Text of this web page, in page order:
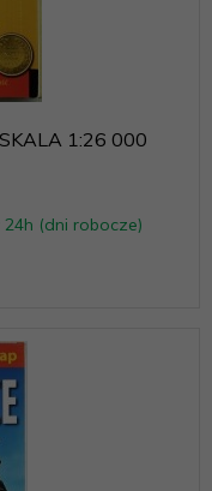
1:26 000
(dni robocze)